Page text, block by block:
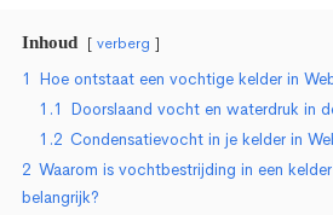
Inhoud verberg
1 Hoe ontstaat een vochtige kelder in
1.1 Doorslaand vocht en waterdruk in
1.2 Condensatievocht in je kelder in
2 Waarom is vochtbestrijding in een
belangrijk?